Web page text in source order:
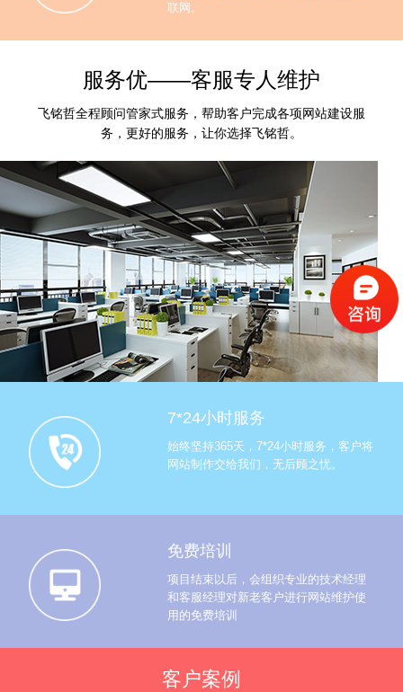
联网。
服务优——客服专人维护
飞铭哲全程顾问管家式服务，帮助客户完成各项网站建设服
务，更好的服务，让你选择飞铭哲。
7*24小时服务
始终坚持365天，7*24小时服务，客户将
网站制作交给我们，无后顾之忧。
免费培训
项目结束以后，会组织专业的技术经理
和客服经理对新老客户进行网站维护使
用的免费培训
客户案例